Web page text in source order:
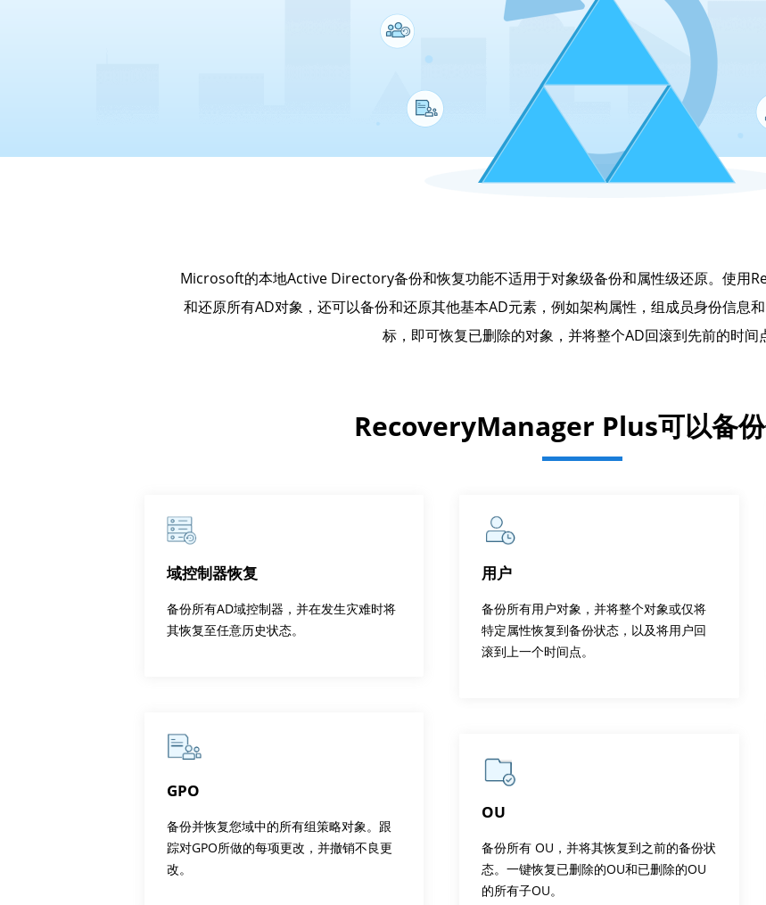
Microsoft的本地Active Directory备份和恢复功能不适用于对象级备份和属性级还原。使用
和还原所有AD对象，还可以备份和还原其他基本AD元素，例如架构属性，组成员身份信息
标，即可恢复已删除的对象，并将整个AD回滚到先前的时间
RecoveryManager Plus可以备份
域控制器恢复
备份所有AD域控制器，并在发生灾难时将
其恢复至任意历史状态。
GPO
备份并恢复您域中的所有组策略对象。跟
踪对GPO所做的每项更改，并撤销不良更
改。
用户
备份所有用户对象，并将整个对象或仅将
特定属性恢复到备份状态，以及将用户回
滚到上一个时间点。
OU
备份所有 OU，并将其恢复到之前的备份状
态。一键恢复已删除的OU和已删除的OU
的所有子OU。